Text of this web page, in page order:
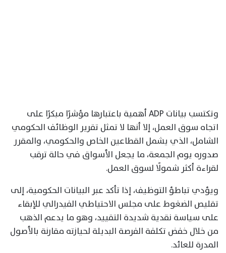
وتكتسب بيانات ADP أهمية باعتبارها مؤشرًا مبكرًا على
اتجاه سوق العمل، إلا أنها لا تمثل تقرير الوظائف الحكومي
الشامل، الذي يشمل القطاعين الخاص والحكومي، والمقرر
صدوره يوم الجمعة، ما يجعل الأسواق في حالة ترقب
لقراءة أكثر شمولًا لسوق العمل.
ويؤدي تباطؤ التوظيف، إذا تأكد عبر البيانات الحكومية، إلى
تقليص الضغوط على مجلس الاحتياطي الفيدرالي للإبقاء
على سياسة نقدية شديدة التقييد، وهو ما يدعم الذهب
من خلال خفض تكلفة الفرصة البديلة لحيازته مقارنة بالأصول
المدرة للعائد.